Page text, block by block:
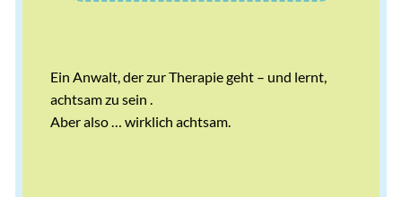
Ein Anwalt, der zur Therapie geht – und lernt,
achtsam zu sein .
Aber also … wirklich achtsam.